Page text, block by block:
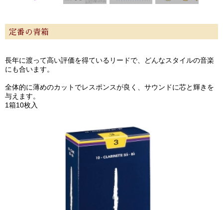
定番の青箱
長年に渡って高い評価を得ているリードで、どんなスタイルの音楽
にも合います。
全体的に薄めのカットでレスポンスが良く、サウンドに芯と輝きを
与えます。
1箱10枚入